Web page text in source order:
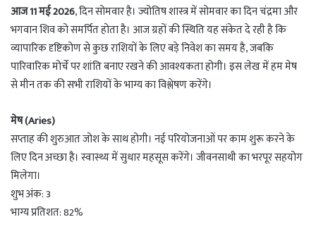
a
t
s
A
p
l
e
g
r
a
o
g
g
e
r
a
r
e
आज 11 मई 2026, दिन सोमवार है। ज्योतिष शास्त्र में सोमवार का दिन चंद्रमा और
भगवान शिव को समर्पित होता है। आज ग्रहों की स्थिति यह संकेत दे रही है कि
व्यापारिक दृष्टिकोण से कुछ राशियों के लिए बड़े निवेश का समय है, जबकि
पारिवारिक मोर्चे पर शांति बनाए रखने की आवश्यकता होगी। इस लेख में हम मेष
से मीन तक की सभी राशियों के भाग्य का विश्लेषण करेंगे।
मेष (Aries)
सप्ताह की शुरुआत जोश के साथ होगी। नई परियोजनाओं पर काम शुरू करने के
लिए दिन अच्छा है। स्वास्थ्य में सुधार महसूस करेंगे। जीवनसाथी का भरपूर सहयोग
मिलेगा।
शुभ अंक: 3
भाग्य प्रतिशत: 82%